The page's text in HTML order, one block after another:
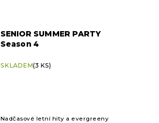
SENIOR SUMMER PARTY
Season 4
SKLADEM(3 KS)
Nadčasové letní hity a evergreeny